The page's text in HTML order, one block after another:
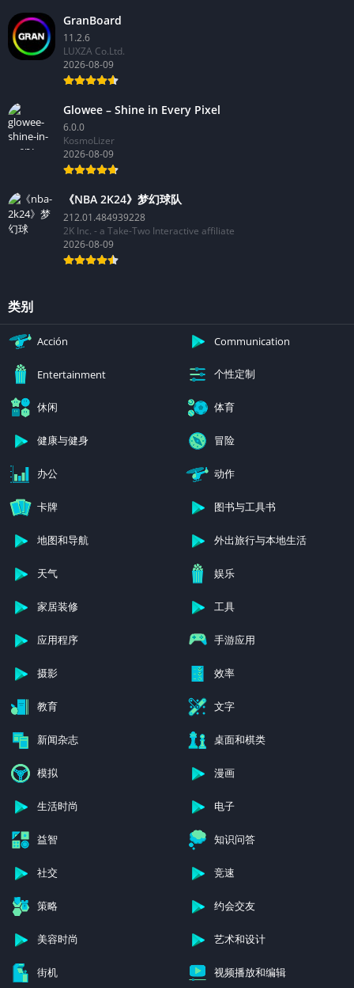
GranBoard
11.2.6
LUXZA Co.Ltd.
2026-08-09
Glowee – Shine in Every Pixel
6.0.0
KosmoLizer
2026-08-09
《NBA 2K24》梦幻球队
212.01.484939228
2K Inc. - a Take-Two Interactive affiliate
2026-08-09
类别
Acción Communication
Entertainment 个性定制
休闲 体育
健康与健身 冒险
办公 动作
卡牌 图书与工具书
地图和导航 外出旅行与本地生活
天气 娱乐
家居装修 工具
应用程序 手游应用
摄影 效率
教育 文字
新闻杂志 桌面和棋类
模拟 漫画
生活时尚 电子
益智 知识问答
社交 竞速
策略 约会交友
美容时尚 艺术和设计
街机 视频播放和编辑